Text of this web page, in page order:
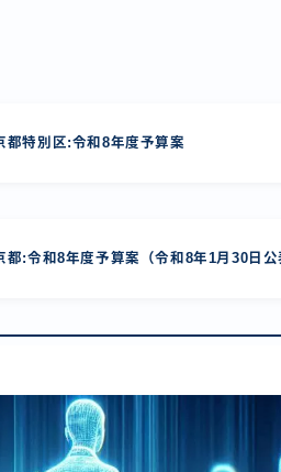
都特別区:令和8年度予算案
都:令和8年度予算案（令和8年1月30日公